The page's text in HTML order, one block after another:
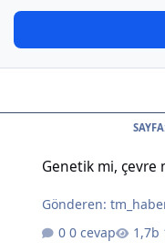
Genetik mi, çevre
Gönderen:
0 cevap